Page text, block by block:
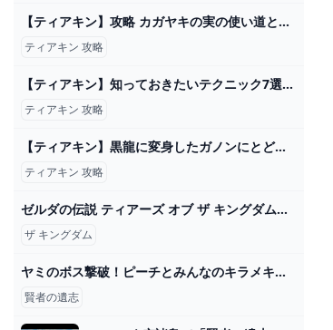
【ティアキン】攻略 カガヤキの実の使い道と効果(裏技)【ゼルダの伝説 ティアーズ オブ ザ キングダム】 - YouTube
ティアキン 攻略
【ティアキン】知っておきたいテクニック7選【攻略】 - YouTube
ティアキン 攻略
【ティアキン】黒龍に変身したガノンにとどめ - YouTube
ティアキン 攻略
ゼルダの伝説 ティアーズ オブ ザ キングダムを初見プレイ #4【パミン王子】 - YouTube
ザ キングダム
ヤミのボス撃破！ピーチとみんなのキラメキで平和な劇場を取り戻しました🌟【プリンセスピーチ Showtime!】Part27 最終回(仮) - YouTube
賢者の遺志